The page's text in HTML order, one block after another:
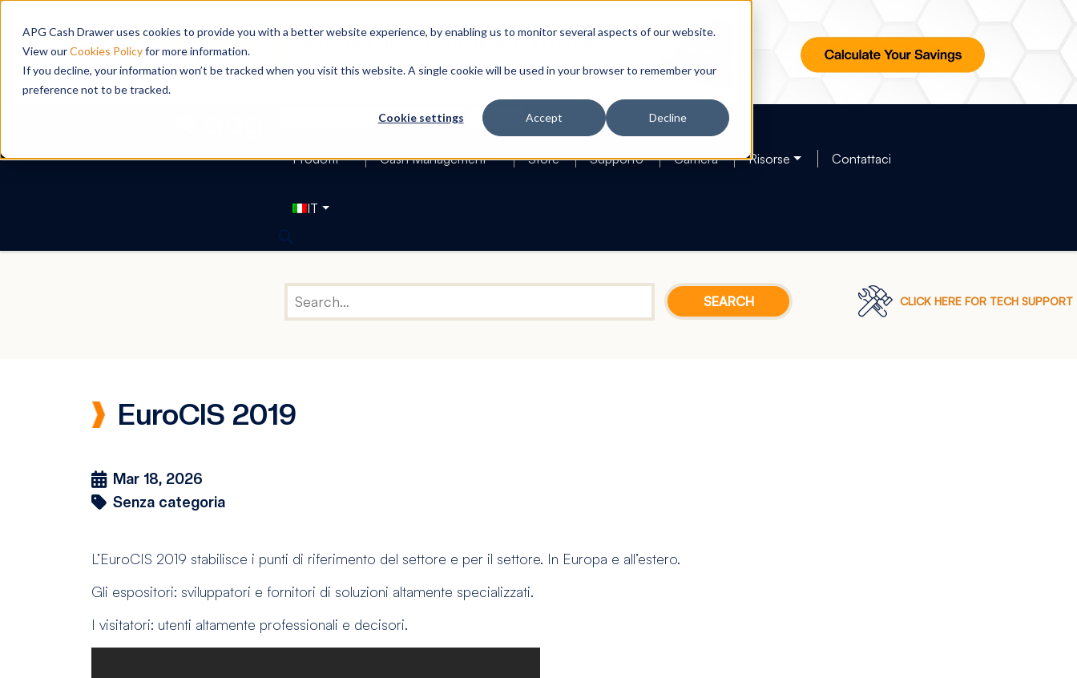
APG Cash Drawer uses cookies to provide you with a better website experience, by enabling us to monitor several aspects of our website.
View ourCookies Policyfor more information.
If you decline, your information won’t be tracked when you visit this website. A single cookie will be used in your browser to remember your
preference not to be tracked.
Cookie settings Accept Decline
Search
Prodotti Cash Management Store Supporto Carriera Risorse Contattaci
IT
CLICK HERE FOR TECH SUPPORT
EuroCIS 2019
Mar 18, 2026
Senza categoria
L’EuroCIS 2019 stabilisce i punti di riferimento del settore e per il settore. In Europa e all’estero.
Gli espositori: sviluppatori e fornitori di soluzioni altamente specializzati.
I visitatori: utenti altamente professionali e decisori.